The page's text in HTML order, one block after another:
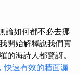
論如何都不必去挪
開始解釋說我們實
的海詩人都驚訝。
快速有效的牆面漏